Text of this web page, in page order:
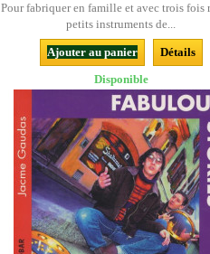
Pour fabriquer en famille et avec trois fois
petits instruments de...
Ajouter au panier
Détails
Disponible